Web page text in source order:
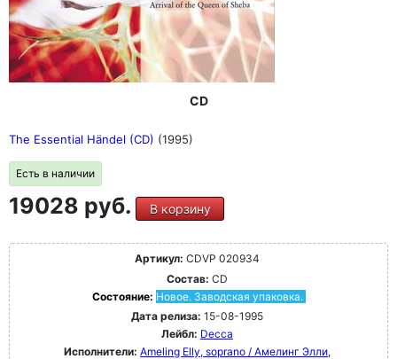
CD
The Essential Händel (CD) (1995)
Есть в наличии
19028 руб. В корзину
Артикул: CDVP 020934
Состав: CD
Состояние: Новое. Заводская упаковка.
Дата релиза: 15-08-1995
Лейбл: Decca
Исполнители: Ameling Elly, soprano / Амелинг Элли,